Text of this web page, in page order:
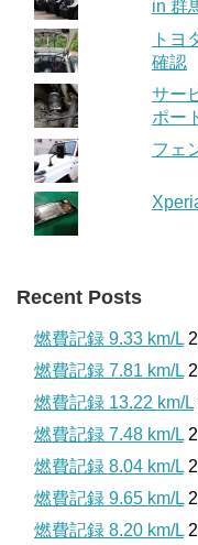
in 群
トヨ
確認
サー
ポー
フェ
Recent Posts
燃費記録 9.33 km/L
燃費記録 7.81 km/L
燃費記録 13.22 km/L
燃費記録 7.48 km/L
燃費記録 8.04 km/L
燃費記録 9.65 km/L
燃費記録 8.20 km/L